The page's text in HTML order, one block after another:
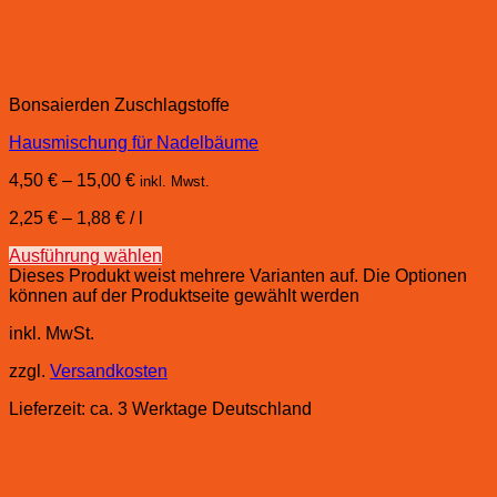
Bonsaierden Zuschlagstoffe
Hausmischung für Nadelbäume
4,50 € – 15,00 € inkl. Mwst.
2,25 € – 1,88 € /
Ausführung wählen
Dieses Produkt weist mehrere Varianten auf. Die Optionen
können auf der Produktseite gewählt werden
inkl. MwSt.
zzgl. Versandkosten
Lieferzeit: ca. 3 Werktage Deutschland